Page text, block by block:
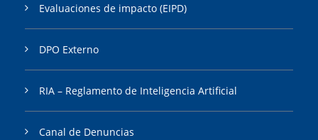
Evaluaciones de impacto (EIPD)
DPO Externo
RIA – Reglamento de Inteligencia Artificial
Canal de Denuncias